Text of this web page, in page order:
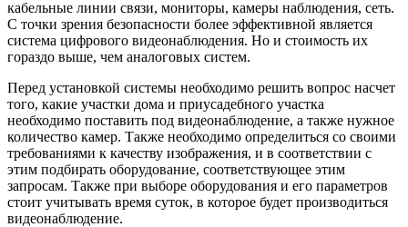
кабельные линии связи, мониторы, камеры наблюдения, сеть.
С точки зрения безопасности более эффективной является
система цифрового видеонаблюдения. Но и стоимость их
гораздо выше, чем аналоговых систем.
Перед установкой системы необходимо решить вопрос насчет
того, какие участки дома и приусадебного участка
необходимо поставить под видеонаблюдение, а также нужное
количество камер. Также необходимо определиться со своими
требованиями к качеству изображения, и в соответствии с
этим подбирать оборудование, соответствующее этим
запросам. Также при выборе оборудования и его параметров
стоит учитывать время суток, в которое будет производиться
видеонаблюдение.